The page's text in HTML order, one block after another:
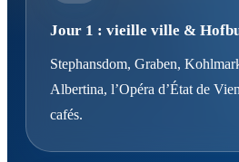
Jour 1 : vieille ville &
Stephansdom, Graben,
Albertina, l’Opéra d’État de
cafés.